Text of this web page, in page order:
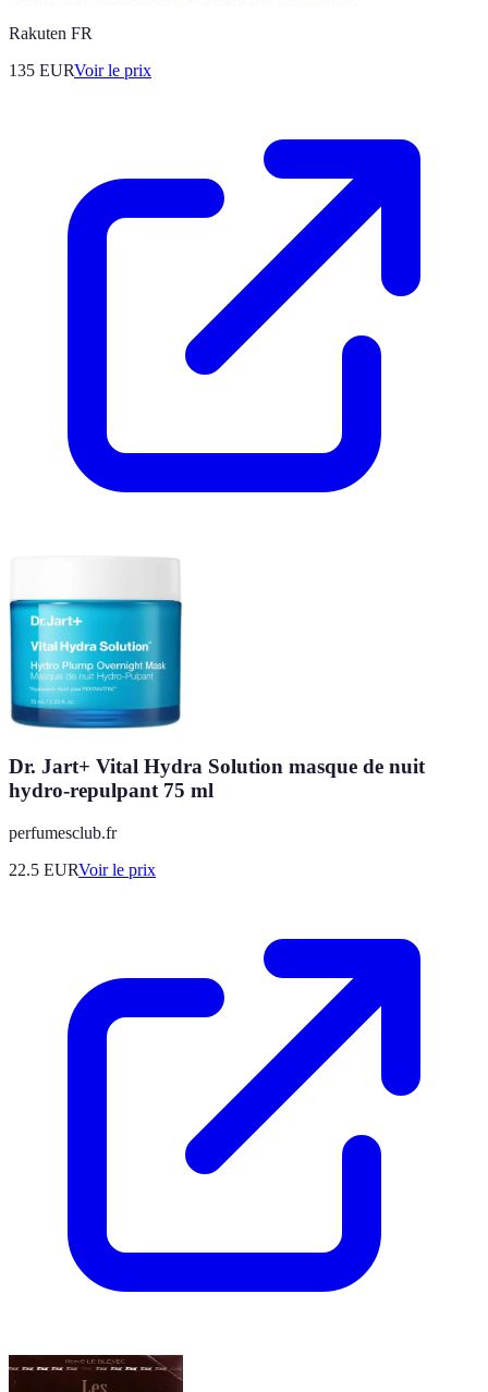
Rakuten FR
135 EURVoir le prix
Dr. Jart+ Vital Hydra Solution masque de nuit
hydro-repulpant 75 ml
perfumesclub.fr
22.5 EURVoir le prix